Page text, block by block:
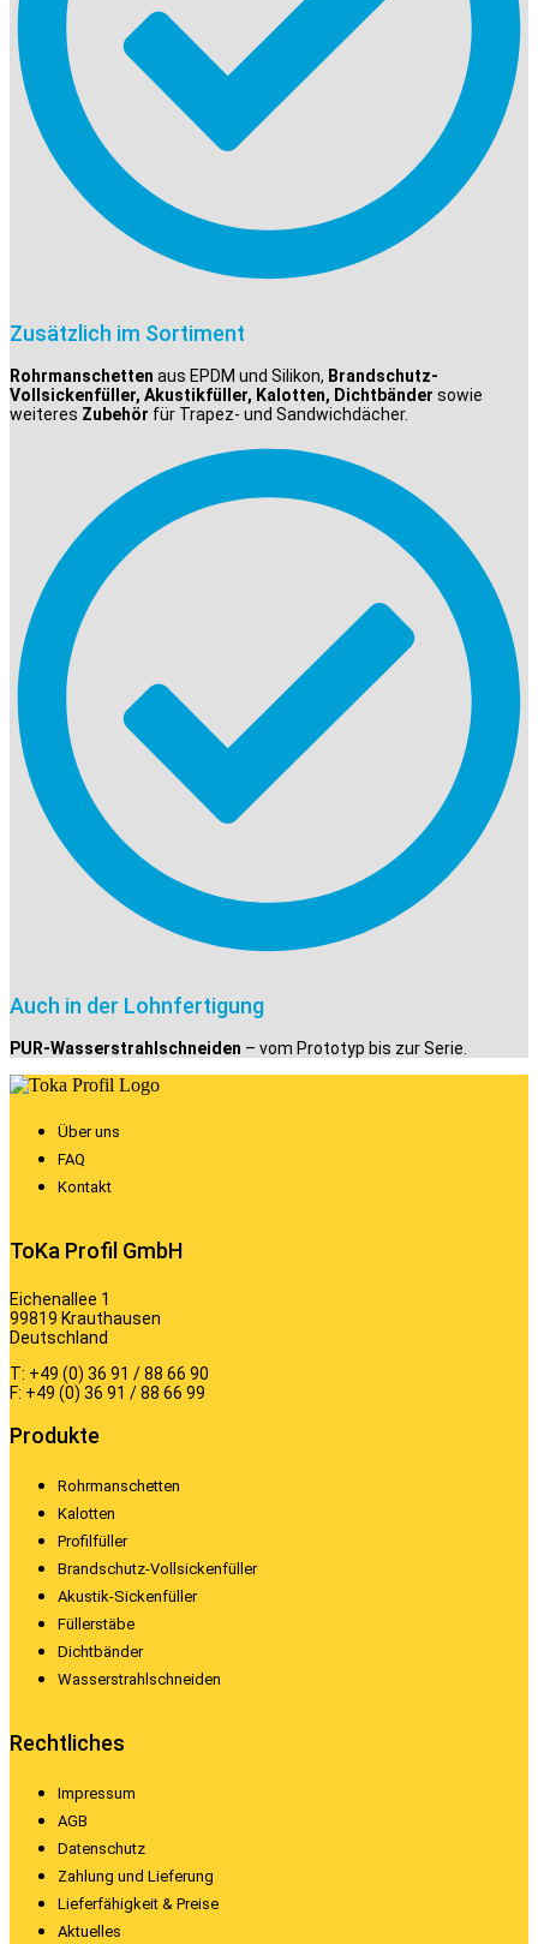
Zusätzlich im Sortiment
Rohrmanschetten aus EPDM und Silikon, Brandschutz-
Vollsickenfüller, Akustikfüller, Kalotten, Dichtbänder sowie
weiteres Zubehör für Trapez- und Sandwichdächer.
Auch in der Lohnfertigung
PUR-Wasserstrahlschneiden – vom Prototyp bis zur Serie.
Über uns
FAQ
Kontakt
ToKa Profil GmbH
Eichenallee 1
99819 Krauthausen
Deutschland
T: +49 (0) 36 91 / 88 66 90
F: +49 (0) 36 91 / 88 66 99
Produkte
Rohrmanschetten
Kalotten
Profilfüller
Brandschutz-Vollsickenfüller
Akustik-Sickenfüller
Füllerstäbe
Dichtbänder
Wasserstrahlschneiden
Rechtliches
Impressum
AGB
Datenschutz
Zahlung und Lieferung
Lieferfähigkeit & Preise
Aktuelles